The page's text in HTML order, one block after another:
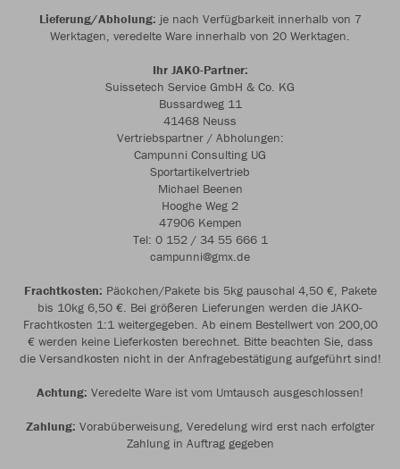
Lieferung/Abholung: je nach Verfügbarkeit innerhalb von 7
Werktagen, veredelte Ware innerhalb von 20 Werktagen.
Ihr JAKO-Partner:
Suissetech Service GmbH & Co. KG
Bussardweg 11
41468 Neuss
Vertriebspartner / Abholungen:
Campunni Consulting UG
Sportartikelvertrieb
Michael Beenen
Hooghe Weg 2
47906 Kempen
Tel: 0 152 / 34 55 666 1
campunni@gmx.de
Frachtkosten: Päckchen/Pakete bis 5kg pauschal 4,50 €, Pakete
bis 10kg 6,50 €. Bei größeren Lieferungen werden die JAKO-
Frachtkosten 1:1 weitergegeben. Ab einem Bestellwert von 200,00
€ werden keine Lieferkosten berechnet. Bitte beachten Sie, dass
die Versandkosten nicht in der Anfragebestätigung aufgeführt sind!
Achtung: Veredelte Ware ist vom Umtausch ausgeschlossen!
Zahlung: Vorabüberweisung, Veredelung wird erst nach erfolgter
Zahlung in Auftrag gegeben